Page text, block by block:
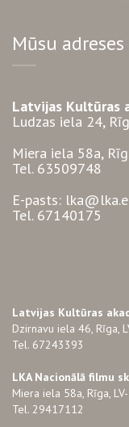
Mūsu adreses
Latvijas Kultūras
Ludzas iela 24,
Miera iela 58a,
Tel. 63509748
E-pasts:
Tel. 67140175
Latvijas Kultūras
Dzirnavu iela 46, Rīga,
Tel. 67243393
LKA Nacionālā filmu
Miera iela 58a, Rīga,
Tel. 29417112